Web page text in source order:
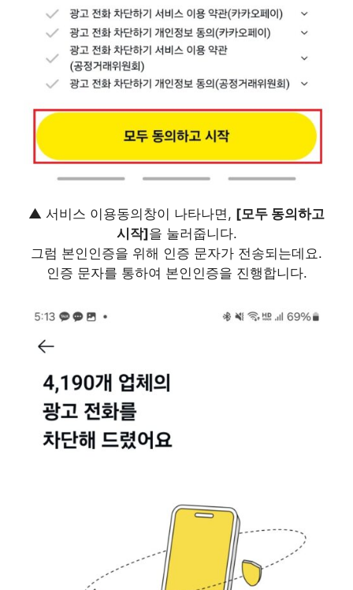
▲ 서비스 이용동의창이 나타나면, [모두 동의하고
시작]을 눌러줍니다.
그럼 본인인증을 위해 인증 문자가 전송되는데요.
인증 문자를 통하여 본인인증을 진행합니다.